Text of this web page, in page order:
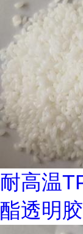
耐高温
酯透明